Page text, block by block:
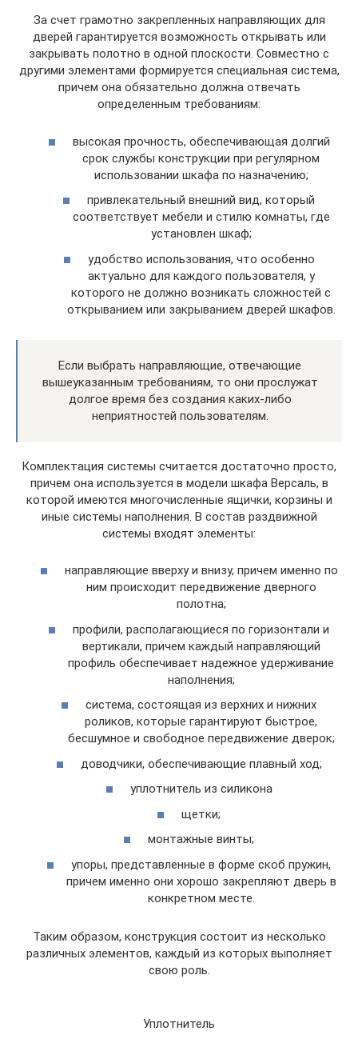
За счет грамотно закрепленных направляющих для
дверей гарантируется возможность открывать или
закрывать полотно в одной плоскости. Совместно с
другими элементами формируется специальная система,
причем она обязательно должна отвечать
определенным требованиям:
высокая прочность, обеспечивающая долгий
срок службы конструкции при регулярном
использовании шкафа по назначению;
привлекательный внешний вид, который
соответствует мебели и стилю комнаты, где
установлен шкаф;
удобство использования, что особенно
актуально для каждого пользователя, у
которого не должно возникать сложностей с
открыванием или закрыванием дверей шкафов.
Если выбрать направляющие, отвечающие
вышеуказанным требованиям, то они прослужат
долгое время без создания каких-либо
неприятностей пользователям.
Комплектация системы считается достаточно просто,
причем она используется в модели шкафа Версаль, в
которой имеются многочисленные ящички, корзины и
иные системы наполнения. В состав раздвижной
системы входят элементы:
направляющие вверху и внизу, причем именно по
ним происходит передвижение дверного
полотна;
профили, располагающиеся по горизонтали и
вертикали, причем каждый направляющий
профиль обеспечивает надежное удерживание
наполнения;
система, состоящая из верхних и нижних
роликов, которые гарантируют быстрое,
бесшумное и свободное передвижение дверок;
доводчики, обеспечивающие плавный ход;
уплотнитель из силикона
щетки;
монтажные винты;
упоры, представленные в форме скоб пружин,
причем именно они хорошо закрепляют дверь в
конкретном месте.
Таким образом, конструкция состоит из несколько
различных элементов, каждый из которых выполняет
свою роль.
Уплотнитель